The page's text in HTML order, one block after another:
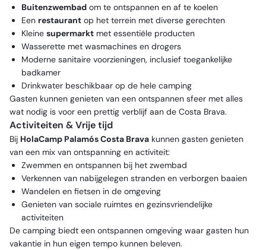
Buitenzwembad om te ontspannen en af te koelen
Een restaurant op het terrein met diverse gerechten
Kleine supermarkt met essentiële producten
Wasserette met wasmachines en drogers
Moderne sanitaire voorzieningen, inclusief toegankelijke
badkamer
Drinkwater beschikbaar op de hele camping
Gasten kunnen genieten van een ontspannen sfeer met alles
wat nodig is voor een prettig verblijf aan de Costa Brava.
Activiteiten & Vrije tijd
Bij HolaCamp Palamós Costa Brava kunnen gasten genieten
van een mix van ontspanning en activiteit:
Zwemmen en ontspannen bij het zwembad
Verkennen van nabijgelegen stranden en verborgen baaien
Wandelen en fietsen in de omgeving
Genieten van sociale ruimtes en gezinsvriendelijke
activiteiten
De camping biedt een ontspannen omgeving waar gasten hun
vakantie in hun eigen tempo kunnen beleven.